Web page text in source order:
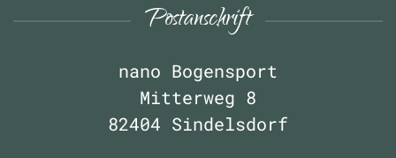
Postanschrift
nano Bogensport
Mitterweg 8
82404 Sindelsdorf